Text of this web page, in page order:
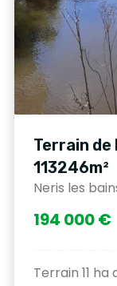
Terrain
113246m²
Neris les
194 000 €
Terrain 11